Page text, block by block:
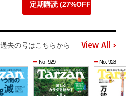
定期購読 (27%OFF)
過去の号はこちらから View All
No. 929 No. 928